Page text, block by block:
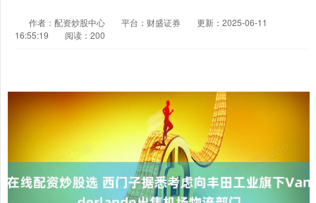
作者：配资炒股中心 平台：财盛证券
更新：2025-06-11
16:55:19
阅读：200